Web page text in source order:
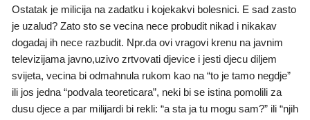
Ostatak je milicija na zadatku i kojekakvi bolesnici. E sad zasto
je uzalud? Zato sto se vecina nece probudit nikad i nikakav
dogadaj ih nece razbudit. Npr.da ovi vragovi krenu na javnim
televizijama javno,uzivo zrtvovati djevice i jesti djecu diljem
svijeta, vecina bi odmahnula rukom kao na “to je tamo negdje”
ili jos jedna “podvala teoreticara”, neki bi se istina pomolili za
dusu djece a par milijardi bi rekli: “a sta ja tu mogu sam?” ili “njih